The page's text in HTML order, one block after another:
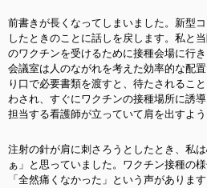
前書きが長くなってしまいました。新型
したときのことに話しを戻します。私と
のワクチンを受けるために接種会場に行
会議室は人のながれを考えた効率的な配
り口で必要書類を渡すと、待たされるこ
わされ、すぐにワクチンの接種場所に誘
担当する看護師が立っていて肩を出すよう
注射の針が肩に刺さろうとしたとき、私
ぁ」と思っていました。ワクチン接種の
「全然痛くなかった」という声がありま